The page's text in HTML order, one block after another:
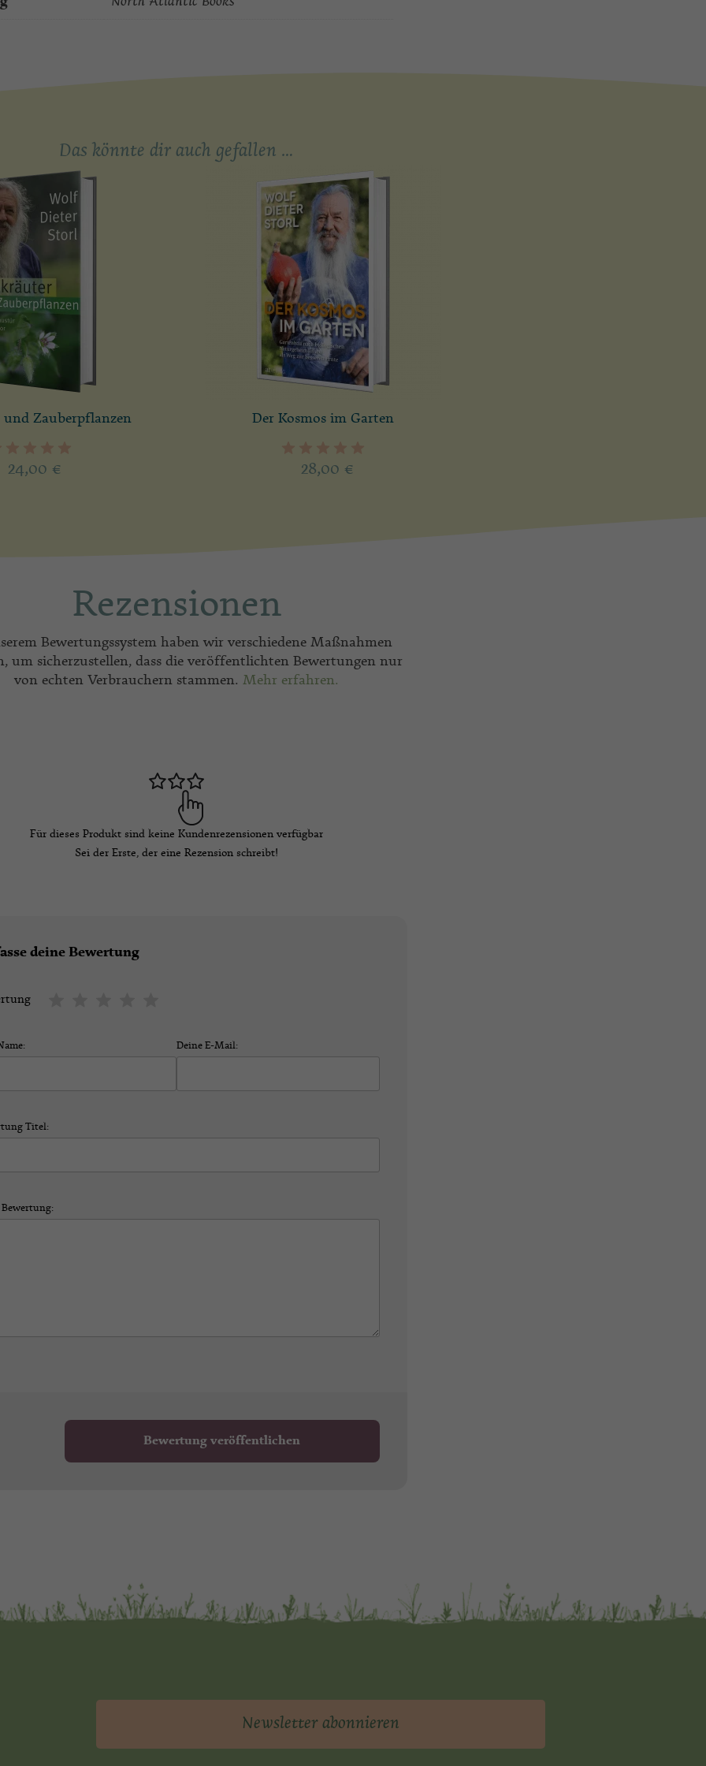
Das könnte dir auch gefallen …
Zauberpflanzen
24,00 €
Der Kosmos im Garten
28,00 €
Rezensionen
Bewertungssystem haben wir verschiedene Maßnahmen
um sicherzustellen, dass die veröffentlichten Bewertungen nur
von echten Verbrauchern stammen. Mehr erfahren.
Für dieses Produkt sind keine Kundenrezensionen verfügbar
Sei der Erste, der eine Rezension schreibt!
deine Bewertung
Deine E-Mail:
Titel:
Bewertung:
Bewertung veröffentlichen
Newsletter abonnieren